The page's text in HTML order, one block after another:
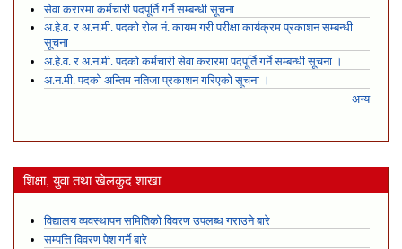
सेवा करारमा कर्मचारी पदपूर्ति गर्ने सम्बन्धी सूचना
अ.हे.व. र अ.न.मी. पदको रोल नं. कायम गरी परीक्षा कार्यक्रम प्रकाशन सम्बन्धी
सूचना
अ.हे.व. र अ.न.मी. पदको कर्मचारी सेवा करारमा पदपूर्ति गर्ने सम्बन्धी सूचना ।
अ.न.मी. पदको अन्तिम नतिजा प्रकाशन गरिएको सूचना ।
अन्य
शिक्षा, युवा तथा खेलकुद शाखा
विद्यालय व्यवस्थापन समितिको विवरण उपलब्ध गराउने बारे
सम्पत्ति विवरण पेश गर्ने बारे